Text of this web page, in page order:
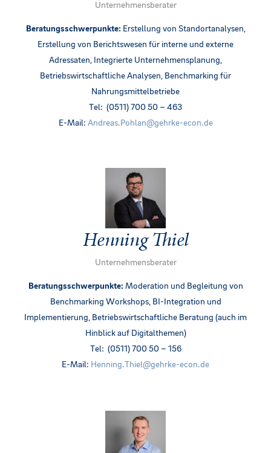
Unternehmensberater
Beratungsschwerpunkte: Erstellung von Standortanalysen,
Erstellung von Berichtswesen für interne und externe
Adressaten, Integrierte Unternehmensplanung,
Betriebswirtschaftliche Analysen, Benchmarking für
Nahrungsmittelbetriebe
Tel: (0511) 700 50 – 463
E-Mail: Andreas.Pohlan@gehrke-econ.de
Henning Thiel
Unternehmensberater
Beratungsschwerpunkte: Moderation und Begleitung von
Benchmarking Workshops, BI-Integration und
Implementierung, Betriebswirtschaftliche Beratung (auch im
Hinblick auf Digitalthemen)
Tel: (0511) 700 50 – 156
E-Mail: Henning.Thiel@gehrke-econ.de